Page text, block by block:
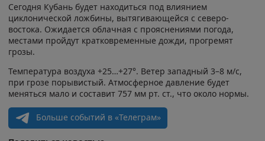
Сегодня Кубань будет находиться под влиянием
циклонической ложбины, вытягивающейся с северо-
востока. Ожидается облачная с прояснениями погода,
местами пройдут кратковременные дожди, прогремят
грозы.
Температура воздуха +25…+27°. Ветер западный 3–8 м/с,
при грозе порывистый. Атмосферное давление будет
меняться мало и составит 757 мм рт. ст., что около нормы.
Больше событий в «Телеграм»